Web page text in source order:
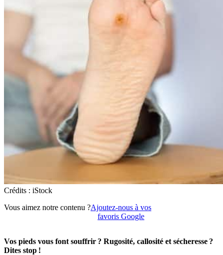
Crédits : iStock
Vous aimez notre contenu ?Ajoutez-nous à vos
favoris Google
Vos pieds vous font souffrir ? Rugosité, callosité et sécheresse ?
Dites stop !